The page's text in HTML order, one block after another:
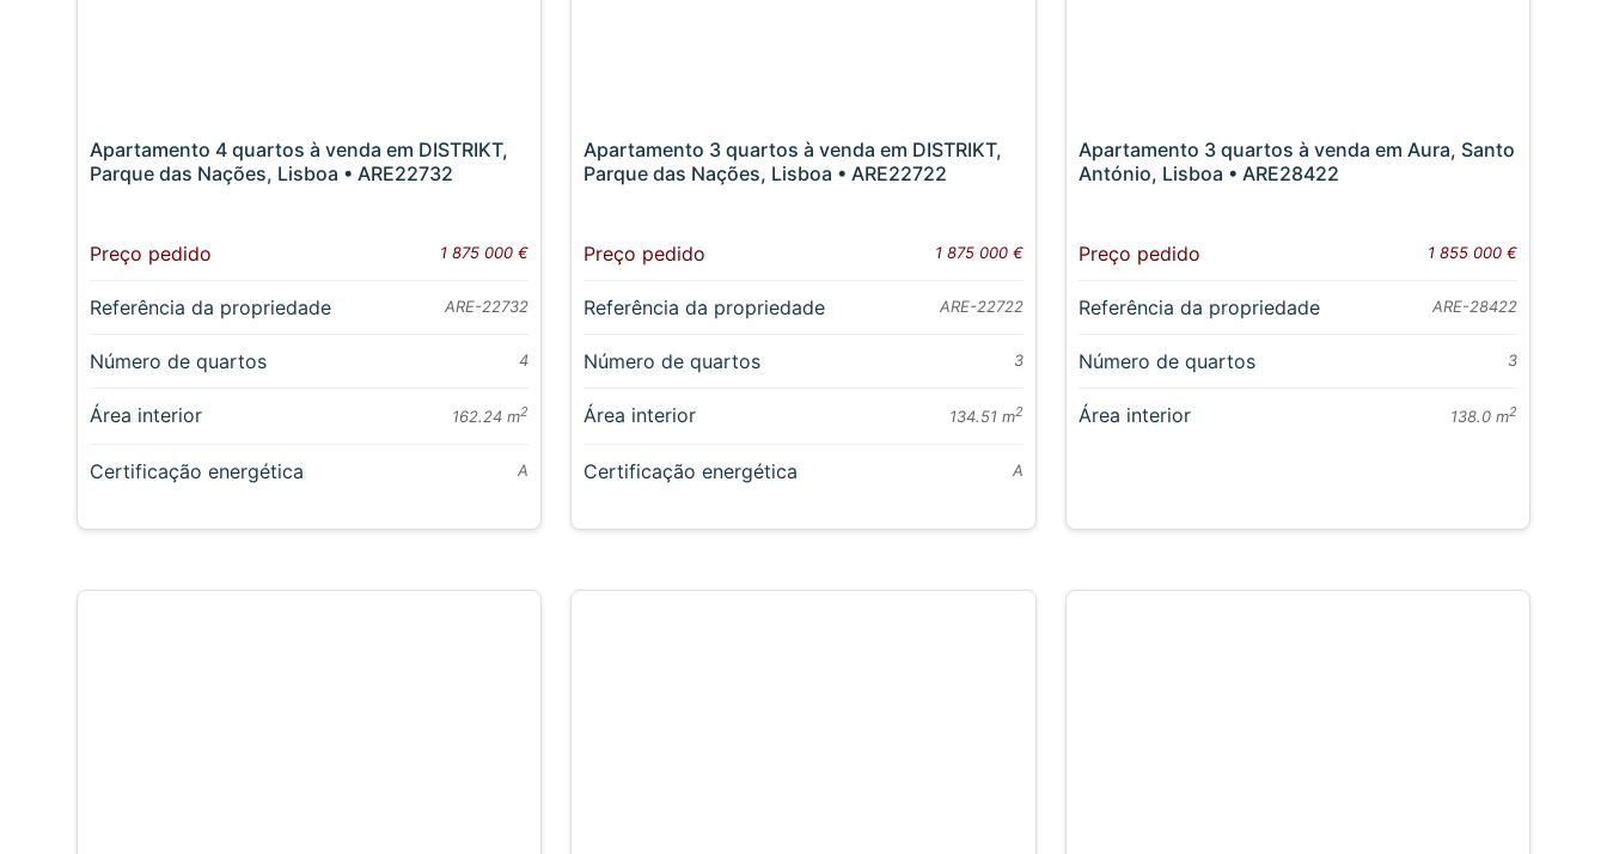
Apartamento 4 quartos à venda em DISTRIKT,
Parque das Nações, Lisboa • ARE22732
Preço pedido 1 875 000 €
Referência da propriedade ARE-22732
Número de quartos 4
Área interior 162.24 m2
Certificação energética A
Apartamento 3 quartos à venda em DISTRIKT,
Parque das Nações, Lisboa • ARE22722
Preço pedido 1 875 000 €
Referência da propriedade ARE-22722
Número de quartos 3
Área interior 134.51 m2
Certificação energética A
Apartamento 3 quartos à venda em Aura, Santo
António, Lisboa • ARE28422
Preço pedido 1 855 000 €
Referência da propriedade ARE-28422
Número de quartos 3
Área interior 138.0 m2